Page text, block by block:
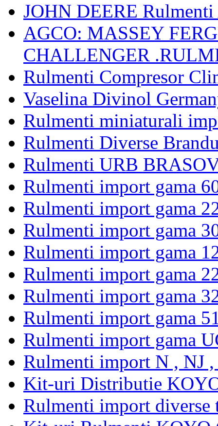
JOHN DEERE
AGCO: MASSEY
CHALLENGER
Rulmenti Compresor
Vaselina Divinol
Rulmenti miniaturali
Rulmenti Diverse
Rulmenti URB
Rulmenti import gama
Rulmenti import gama
Rulmenti import gama
Rulmenti import gama
Rulmenti import gama
Rulmenti import gama
Rulmenti import gama
Rulmenti import gama
Rulmenti import N , NJ
Kit-uri Distributie
Rulmenti import